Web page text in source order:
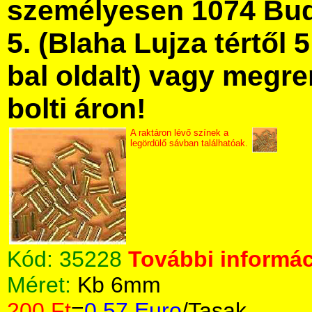
személyesen 1074
5. (Blaha Lujza tértől
bal oldalt) vagy
bolti áron!
A raktáron lévő színek a
legördülő sávban találhatóak.
Kód: 35228 További
Méret: Kb 6mm